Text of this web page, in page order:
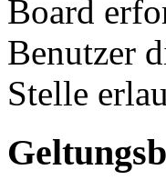
Board
Benutzer
Stelle